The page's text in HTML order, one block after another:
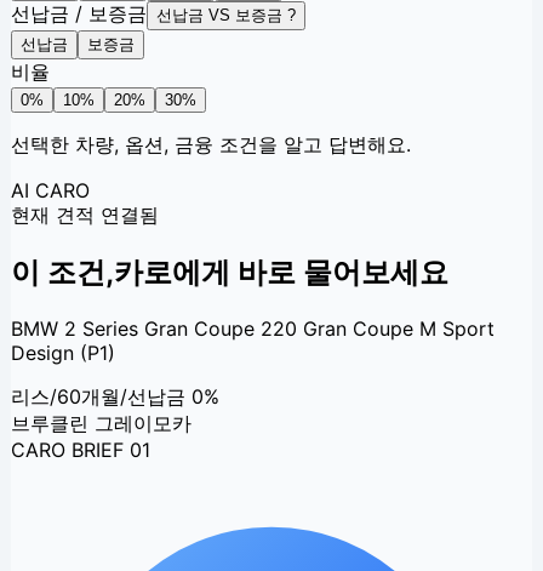
선납금 / 보증금 선납금 VS 보증금 ?
선납금
보증금
비율
0% 10% 20% 30%
선택한 차량, 옵션, 금융 조건을 알고 답변해요.
AI CARO
현재 견적 연결됨
이 조건,카로에게 바로 물어보세요
BMW 2 Series Gran Coupe 220 Gran Coupe M Sport
Design (P1)
리스/60개월/선납금 0%
브루클린 그레이 모카
CARO BRIEF 01